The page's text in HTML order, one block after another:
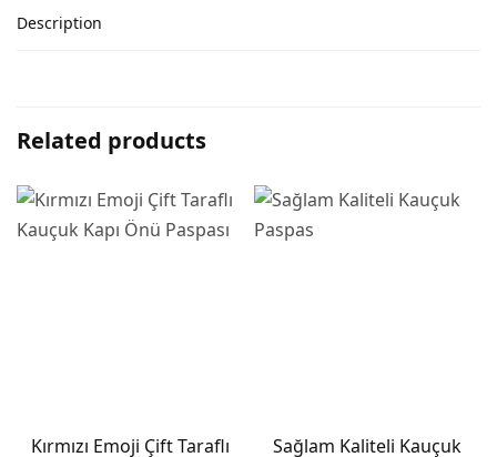
Description
Related products
Kırmızı Emoji Çift Taraflı
Sağlam Kaliteli Kauçuk